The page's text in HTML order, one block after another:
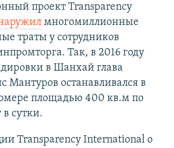
проект Transparency
многомиллионные
траты у сотрудников
Так, в 2016 году
в Шанхай глава
Мантуров останавливался в
площадью 400 кв.м по
в сутки.
Transparency International о